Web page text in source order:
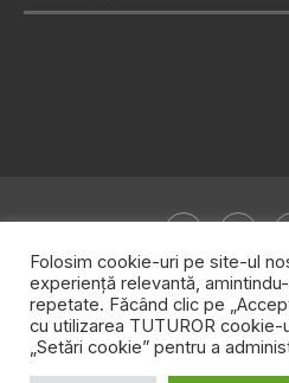
Despre noi Publicitate
Folosim cookie-uri pe site-ul
experiență relevantă,
repetate. Făcând clic pe
cu utilizarea TUTUROR cookie-
„Setări cookie” pentru a